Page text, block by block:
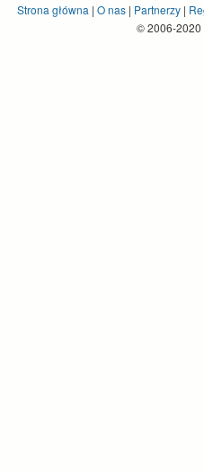
Strona główna | O nas| Partnerzy|
© 2006-2020